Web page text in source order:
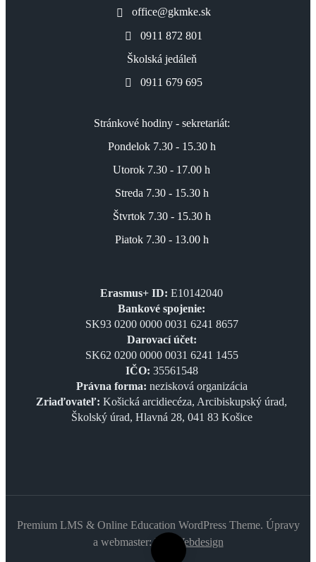
office@gkmke.sk
0911 872 801
Školská jedáleň
0911 679 695
Stránkové hodiny - sekretariát:
Pondelok 7.30 - 15.30 h
Utorok 7.30 - 17.00 h
Streda 7.30 - 15.30 h
Štvrtok 7.30 - 15.30 h
Piatok 7.30 - 13.00 h
Erasmus+ ID: E10142040
Bankové spojenie:
SK93 0200 0000 0031 6241 8657
Darovací účet:
SK62 0200 0000 0031 6241 1455
IČO: 35561548
Právna forma: nezisková organizácia
Zriaďovateľ: Košická arcidiecéza, Arcibiskupský úrad,
Školský úrad, Hlavná 28, 041 83 Košice
Premium LMS & Online Education WordPress Theme. Úpravy
a webmaster:EM Webdesign